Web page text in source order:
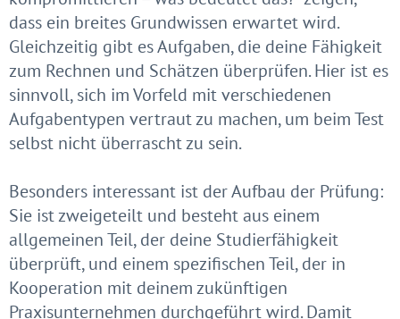
dass ein breites Grundwissen erwartet wird.
Gleichzeitig gibt es Aufgaben, die deine Fähigkeit
zum Rechnen und Schätzen überprüfen. Hier ist es
sinnvoll, sich im Vorfeld mit verschiedenen
Aufgabentypen vertraut zu machen, um beim Test
selbst nicht überrascht zu sein.
Besonders interessant ist der Aufbau der Prüfung:
Sie ist zweigeteilt und besteht aus einem
allgemeinen Teil, der deine Studierfähigkeit
überprüft, und einem spezifischen Teil, der in
Kooperation mit deinem zukünftigen
Praxisunternehmen durchgeführt wird. Damit